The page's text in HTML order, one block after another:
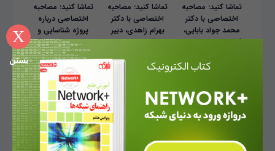
X
بستن
تماشا کنید: مصاحبه
اختصاصی با دکتر
محمد جواد بابایی،
فعال و متخصص در
داده کشور و پروژه
تماشا کنید: مصاحبه
اختصاصی با دکتر
بهرام زاهدی، دبیر
نظام ممیزی و
کشور و پروژه ملی
تماشا کنید: مصاحبه
اختصاصی درباره
پروژه شناسایی و
پیش ارزیابی مراکز
داده کشور (DCAS)
منبع:اینک
هوش مصنوعی آینده مشاغل